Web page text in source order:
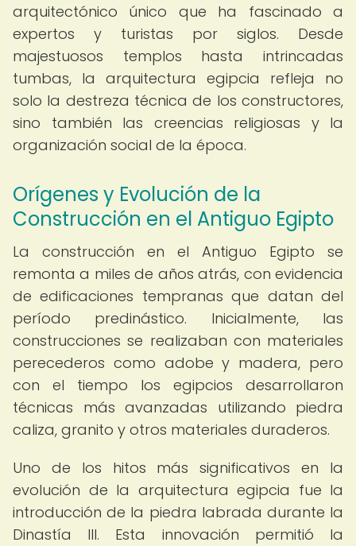
arquitectónico único que ha fascinado a
expertos y turistas por siglos. Desde
majestuosos templos hasta intrincadas
tumbas, la arquitectura egipcia refleja no
solo la destreza técnica de los constructores,
sino también las creencias religiosas y la
organización social de la época.
Orígenes y Evolución de la
Construcción en el Antiguo Egipto
La construcción en el Antiguo Egipto se
remonta a miles de años atrás, con evidencia
de edificaciones tempranas que datan del
período predinástico. Inicialmente, las
construcciones se realizaban con materiales
perecederos como adobe y madera, pero
con el tiempo los egipcios desarrollaron
técnicas más avanzadas utilizando piedra
caliza, granito y otros materiales duraderos.
Uno de los hitos más significativos en la
evolución de la arquitectura egipcia fue la
introducción de la piedra labrada durante la
Dinastía III. Esta innovación permitió la